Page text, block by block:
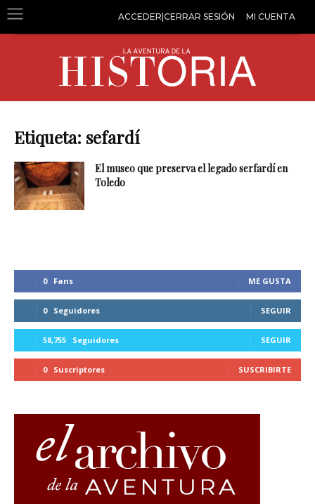
ACCEDER|CERRAR SESIÓN MI CUENTA
Etiqueta: sefardí
El museo que preserva el legado serfardí en
Toledo
0 Fans ME GUSTA
0 Seguidores SEGUIR
58,755 Seguidores SEGUIR
0 Suscriptores SUSCRIBIRTE